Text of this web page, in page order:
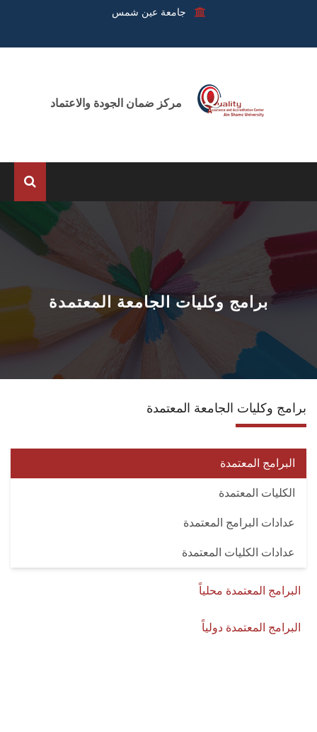
جامعة عين شمس
عن المركز
الوحدات
الانجازات
برامج وكليات الجامعة المعتمدة
برامج وكليات الجامعة المعتمدة
البرامج المعتمدة
الكليات المعتمدة
عدادات البرامج المعتمدة
عدادات الكليات المعتمدة
البرامج المعتمدة محلياً
البرامج المعتمدة دولياً